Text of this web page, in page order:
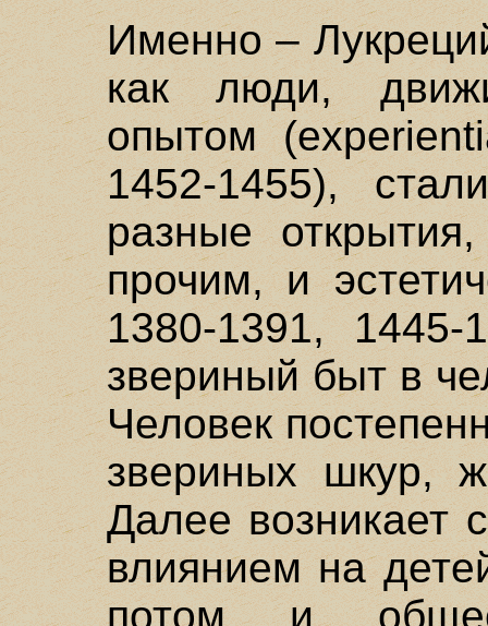
Именно –
как люди,
опытом
1452-1455),
разные
прочим, и
1380-1391,
звериный быт в
Человек
звериных шкур,
Далее возникает
влиянием на
потом и